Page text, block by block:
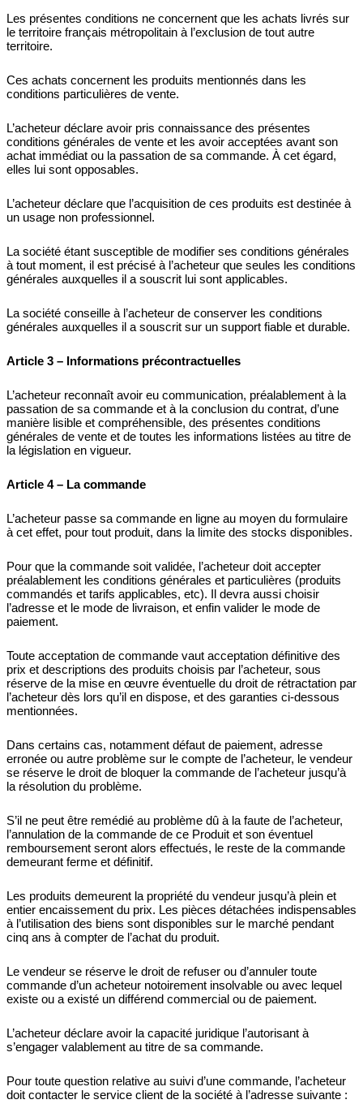
Les présentes conditions ne concernent que les achats livrés sur
le territoire français métropolitain à l’exclusion de tout autre
territoire.
Ces achats concernent les produits mentionnés dans les
conditions particulières de vente.
L’acheteur déclare avoir pris connaissance des présentes
conditions générales de vente et les avoir acceptées avant son
achat immédiat ou la passation de sa commande. À cet égard,
elles lui sont opposables.
L’acheteur déclare que l’acquisition de ces produits est destinée à
un usage non professionnel.
La société étant susceptible de modifier ses conditions générales
à tout moment, il est précisé à l’acheteur que seules les conditions
générales auxquelles il a souscrit lui sont applicables.
La société conseille à l’acheteur de conserver les conditions
générales auxquelles il a souscrit sur un support fiable et durable.
Article 3 – Informations précontractuelles
L’acheteur reconnaît avoir eu communication, préalablement à la
passation de sa commande et à la conclusion du contrat, d’une
manière lisible et compréhensible, des présentes conditions
générales de vente et de toutes les informations listées au titre de
la législation en vigueur.
Article 4 – La commande
L’acheteur passe sa commande en ligne au moyen du formulaire
à cet effet, pour tout produit, dans la limite des stocks disponibles.
Pour que la commande soit validée, l’acheteur doit accepter
préalablement les conditions générales et particulières (produits
commandés et tarifs applicables, etc). Il devra aussi choisir
l’adresse et le mode de livraison, et enfin valider le mode de
paiement.
Toute acceptation de commande vaut acceptation définitive des
prix et descriptions des produits choisis par l’acheteur, sous
réserve de la mise en œuvre éventuelle du droit de rétractation par
l’acheteur dès lors qu’il en dispose, et des garanties ci-dessous
mentionnées.
Dans certains cas, notamment défaut de paiement, adresse
erronée ou autre problème sur le compte de l’acheteur, le vendeur
se réserve le droit de bloquer la commande de l’acheteur jusqu’à
la résolution du problème.
S’il ne peut être remédié au problème dû à la faute de l’acheteur,
l’annulation de la commande de ce Produit et son éventuel
remboursement seront alors effectués, le reste de la commande
demeurant ferme et définitif.
Les produits demeurent la propriété du vendeur jusqu’à plein et
entier encaissement du prix. Les pièces détachées indispensables
à l’utilisation des biens sont disponibles sur le marché pendant
cinq ans à compter de l’achat du produit.
Le vendeur se réserve le droit de refuser ou d’annuler toute
commande d’un acheteur notoirement insolvable ou avec lequel
existe ou a existé un différend commercial ou de paiement.
L’acheteur déclare avoir la capacité juridique l’autorisant à
s’engager valablement au titre de sa commande.
Pour toute question relative au suivi d’une commande, l’acheteur
doit contacter le service client de la société à l’adresse suivante :